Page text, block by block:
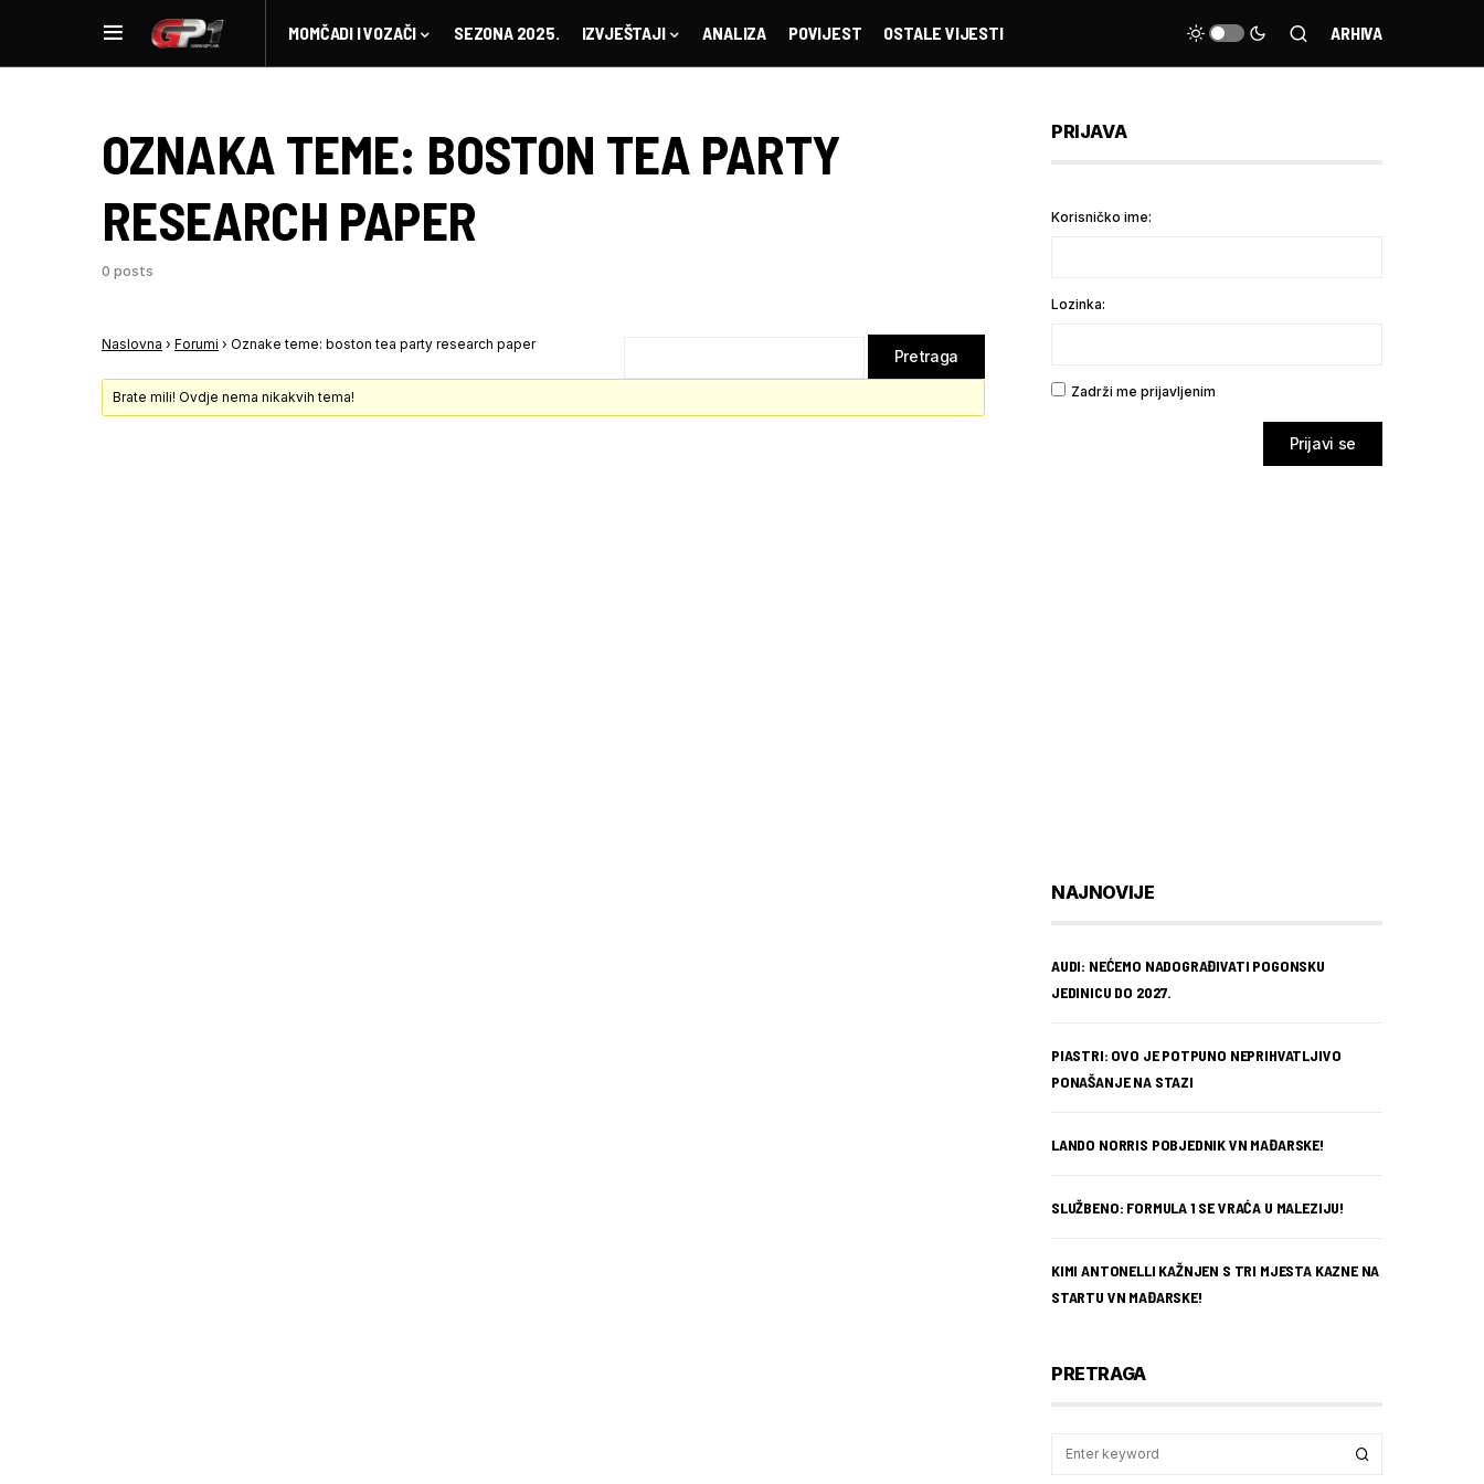
MOMČADI I VOZAČI SEZONA 2025. IZVJEŠTAJI ANALIZA POVIJEST OSTALE VIJESTI ARHIVA
OZNAKA TEME: BOSTON TEA PARTY
RESEARCH PAPER
0 posts
Naslovna › Forumi › Oznake teme: boston tea party research paper
Brate mili! Ovdje nema nikakvih tema!
PRIJAVA
Korisničko ime:
Lozinka:
Zadrži me prijavljenim
Prijavi se
NAJNOVIJE
AUDI: NEĆEMO NADOGRAĐIVATI POGONSKU
JEDINICU DO 2027.
PIASTRI: OVO JE POTPUNO NEPRIHVATLJIVO
PONAŠANJE NA STAZI
LANDO NORRIS POBJEDNIK VN MAĐARSKE!
SLUŽBENO: FORMULA 1 SE VRAĆA U MALEZIJU!
KIMI ANTONELLI KAŽNJEN S TRI MJESTA KAZNE NA
STARTU VN MAĐARSKE!
PRETRAGA